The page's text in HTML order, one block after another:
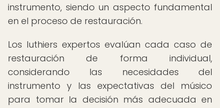
instrumento, siendo un aspecto fundamental
en el proceso de restauración.
Los luthiers expertos evalúan cada caso de
restauración de forma individual,
considerando las necesidades del
instrumento y las expectativas del músico
para tomar la decisión más adecuada en